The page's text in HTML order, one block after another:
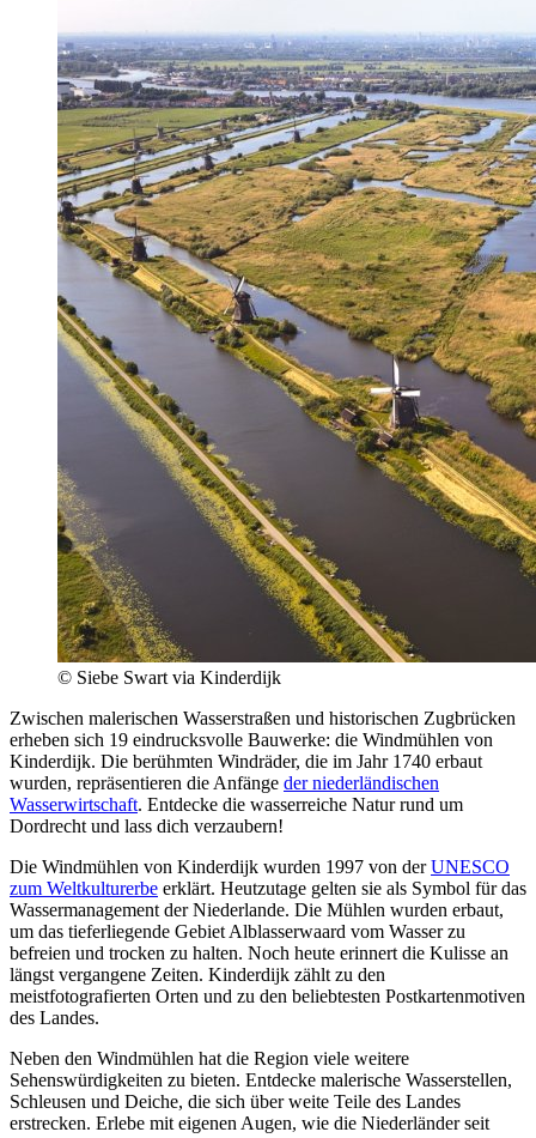
© Siebe Swart via Kinderdijk
Zwischen malerischen Wasserstraßen und historischen Zugbrücken
erheben sich 19 eindrucksvolle Bauwerke: die Windmühlen von
Kinderdijk. Die berühmten Windräder, die im Jahr 1740 erbaut
wurden, repräsentieren die Anfänge der niederländischen
Wasserwirtschaft. Entdecke die wasserreiche Natur rund um
Dordrecht und lass dich verzaubern!
Die Windmühlen von Kinderdijk wurden 1997 von derUNESCO
zum Weltkulturerbe erklärt. Heutzutage gelten sie als Symbol für das
Wassermanagement der Niederlande. Die Mühlen wurden erbaut,
um das tieferliegende Gebiet Alblasserwaard vom Wasser zu
befreien und trocken zu halten. Noch heute erinnert die Kulisse an
längst vergangene Zeiten. Kinderdijk zählt zu den
meistfotografierten Orten und zu den beliebtesten Postkartenmotiven
des Landes.
Neben den Windmühlen hat die Region viele weitere
Sehenswürdigkeiten zu bieten. Entdecke malerische Wasserstellen,
Schleusen und Deiche, die sich über weite Teile des Landes
erstrecken. Erlebe mit eigenen Augen, wie die Niederländer seit